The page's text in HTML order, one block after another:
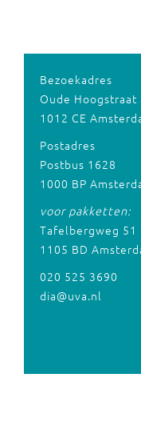
Bezoekadres
Oude Hoogstraat
1012 CE
Postadres
Postbus 1628
1000 BP
voor pakketten:
Tafelbergweg 51
1105 BD
020 525 3690
dia@uva.nl